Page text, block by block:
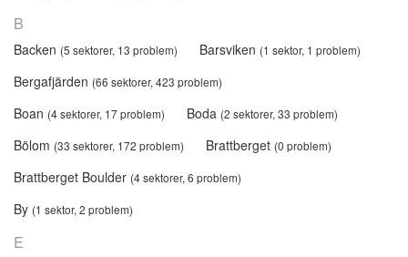
B
Backen (5 sektorer, 13 problem) Barsviken (1 sektor, 1 problem)
Bergafjärden (66 sektorer, 423 problem)
Boan (4 sektorer, 17 problem) Boda (2 sektorer, 33 problem)
Bölom (33 sektorer, 172 problem) Brattberget (0 problem)
Brattberget Boulder (4 sektorer, 6 problem)
By (1 sektor, 2 problem)
E